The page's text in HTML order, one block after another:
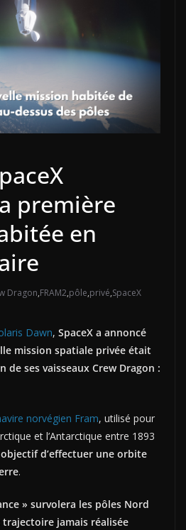
première
en
Dragon,FRAM2,pôle,privé,SpaceX
Dawn, SpaceX a annoncé
mission spatiale privée était
de ses vaisseaux Crew Dragon :
norvégien Fram, utilisé pour
et l’Antarctique entre 1893
d’effectuer une orbite
.
» survolera les pôles Nord
jamais réalisée